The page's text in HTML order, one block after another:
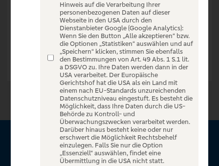
Zur Startseite
Über VR Entertain
Hinweis auf die Verarbeitung Ihrer
personenbezogenen Daten auf dieser
Webseite in den USA durch den
Dienstanbieter Google (Google Analytics):
Wenn Sie den Button „Alle akzeptieren“ bzw.
die Optionen „Statistiken“ auswählen und auf
„Speichern“ klicken, stimmen Sie ebenfalls
den Bestimmungen von Art. 49 Abs. 1 S.1 lit.
a DSGVO zu. Ihre Daten werden dann in der
USA verarbeitet. Der Europäische
Gerichtshof hat die USA als ein Land mit
einem nach EU-Standards unzureichenden
Datenschutzniveau eingestuft. Es besteht die
Möglichkeit, dass Ihre Daten durch die US-
Behörde zu Kontroll- und
Überwachungszwecken verarbeitet werden.
Darüber hinaus besteht keine oder nur
erschwert die Möglichkeit Rechtsbehelf
einzulegen. Falls Sie nur die Option
„Essenziell“ auswählen, findet eine
Übermittlung in die USA nicht statt.